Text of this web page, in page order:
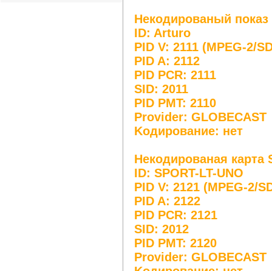
Некодированый
ID: Arturo
PID V: 2111 (MPEG-2/
PID A: 2112
PID PCR: 2111
SID: 2011
PID PMT: 2110
Provider: GLOBECAST
Koдирование: нет
Некодированая карта
ID: SPORT-LT-UNO
PID V: 2121 (MPEG-2/
PID A: 2122
PID PCR: 2121
SID: 2012
PID PMT: 2120
Provider: GLOBECAST